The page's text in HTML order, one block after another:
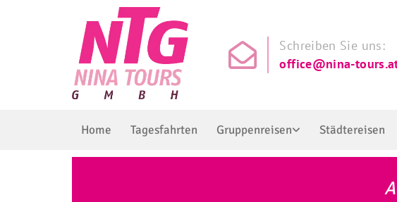

Schreiben Sie uns:
office@nina-
Home Tagesfahrten Gruppenreisen Städtereisen